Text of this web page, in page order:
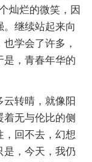
灿烂的微笑，因
。继续站起来向
学会了许多，
是，青春年华的
转晴，就像阳
无与伦比的侧
，回不去，幻想
是，今天，我仍